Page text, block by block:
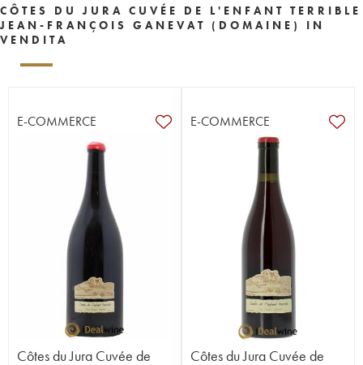
CÔTES DU JURA CUVÉE DE L'ENFANT TERRIBLE
JEAN-FRANÇOIS GANEVAT (DOMAINE) IN
VENDITA
E-COMMERCE
Côtes du Jura Cuvée de
E-COMMERCE
Côtes du Jura Cuvée de